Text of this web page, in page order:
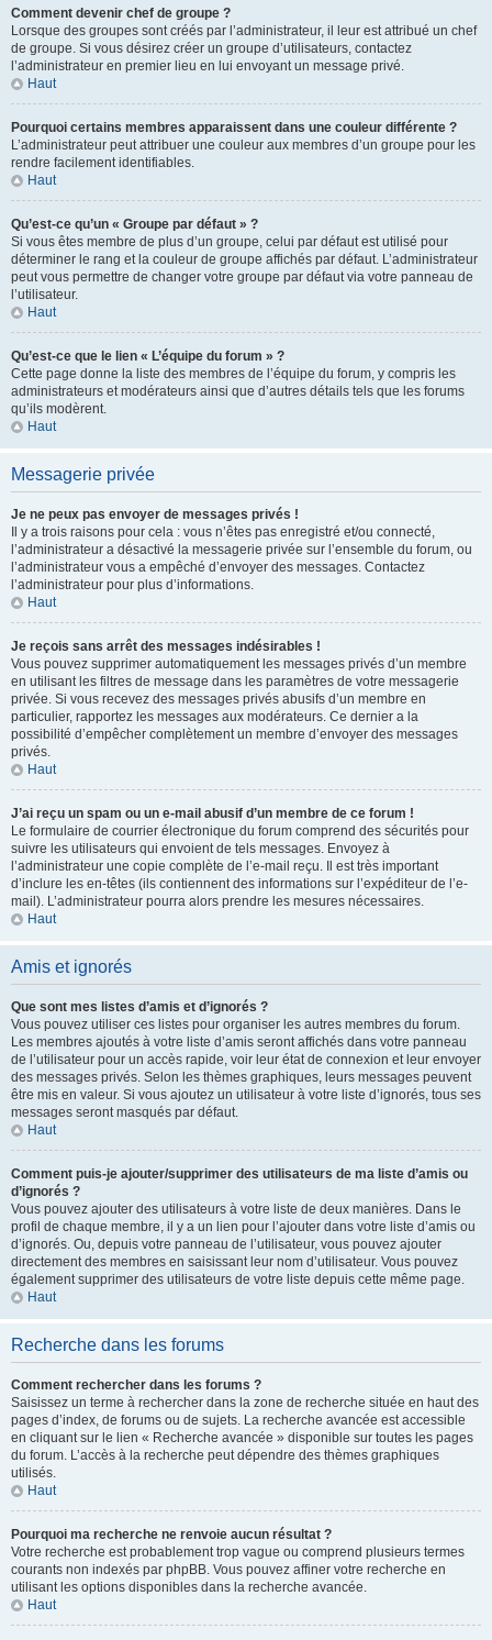
Comment devenir chef de groupe ?
Lorsque des groupes sont créés par l’administrateur, il leur est attribué un chef
de groupe. Si vous désirez créer un groupe d’utilisateurs, contactez
l’administrateur en premier lieu en lui envoyant un message privé.
Haut
Pourquoi certains membres apparaissent dans une couleur différente ?
L’administrateur peut attribuer une couleur aux membres d’un groupe pour les
rendre facilement identifiables.
Haut
Qu’est-ce qu’un « Groupe par défaut » ?
Si vous êtes membre de plus d’un groupe, celui par défaut est utilisé pour
déterminer le rang et la couleur de groupe affichés par défaut. L’administrateur
peut vous permettre de changer votre groupe par défaut via votre panneau de
l’utilisateur.
Haut
Qu’est-ce que le lien « L’équipe du forum » ?
Cette page donne la liste des membres de l’équipe du forum, y compris les
administrateurs et modérateurs ainsi que d’autres détails tels que les forums
qu’ils modèrent.
Haut
Messagerie privée
Je ne peux pas envoyer de messages privés !
Il y a trois raisons pour cela : vous n’êtes pas enregistré et/ou connecté,
l’administrateur a désactivé la messagerie privée sur l’ensemble du forum, ou
l’administrateur vous a empêché d’envoyer des messages. Contactez
l’administrateur pour plus d’informations.
Haut
Je reçois sans arrêt des messages indésirables !
Vous pouvez supprimer automatiquement les messages privés d’un membre
en utilisant les filtres de message dans les paramètres de votre messagerie
privée. Si vous recevez des messages privés abusifs d’un membre en
particulier, rapportez les messages aux modérateurs. Ce dernier a la
possibilité d’empêcher complètement un membre d’envoyer des messages
privés.
Haut
J’ai reçu un spam ou un e-mail abusif d’un membre de ce forum !
Le formulaire de courrier électronique du forum comprend des sécurités pour
suivre les utilisateurs qui envoient de tels messages. Envoyez à
l’administrateur une copie complète de l’e-mail reçu. Il est très important
d’inclure les en-têtes (ils contiennent des informations sur l’expéditeur de l’e-
mail). L’administrateur pourra alors prendre les mesures nécessaires.
Haut
Amis et ignorés
Que sont mes listes d’amis et d’ignorés ?
Vous pouvez utiliser ces listes pour organiser les autres membres du forum.
Les membres ajoutés à votre liste d’amis seront affichés dans votre panneau
de l’utilisateur pour un accès rapide, voir leur état de connexion et leur envoyer
des messages privés. Selon les thèmes graphiques, leurs messages peuvent
être mis en valeur. Si vous ajoutez un utilisateur à votre liste d’ignorés, tous ses
messages seront masqués par défaut.
Haut
Comment puis-je ajouter/supprimer des utilisateurs de ma liste d’amis ou
d’ignorés ?
Vous pouvez ajouter des utilisateurs à votre liste de deux manières. Dans le
profil de chaque membre, il y a un lien pour l’ajouter dans votre liste d’amis ou
d’ignorés. Ou, depuis votre panneau de l’utilisateur, vous pouvez ajouter
directement des membres en saisissant leur nom d’utilisateur. Vous pouvez
également supprimer des utilisateurs de votre liste depuis cette même page.
Haut
Recherche dans les forums
Comment rechercher dans les forums ?
Saisissez un terme à rechercher dans la zone de recherche située en haut des
pages d’index, de forums ou de sujets. La recherche avancée est accessible
en cliquant sur le lien « Recherche avancée » disponible sur toutes les pages
du forum. L’accès à la recherche peut dépendre des thèmes graphiques
utilisés.
Haut
Pourquoi ma recherche ne renvoie aucun résultat ?
Votre recherche est probablement trop vague ou comprend plusieurs termes
courants non indexés par phpBB. Vous pouvez affiner votre recherche en
utilisant les options disponibles dans la recherche avancée.
Haut